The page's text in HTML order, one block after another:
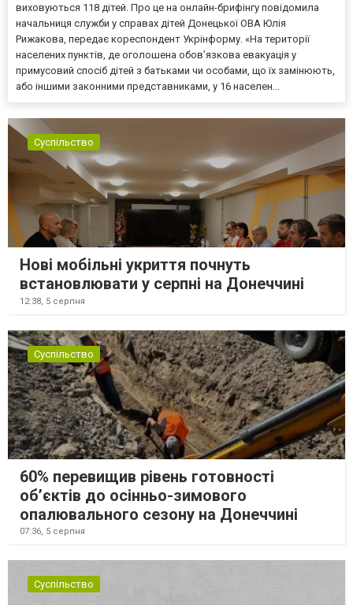
виховуються 118 дітей. Про це на онлайн-брифінгу повідомила
начальниця служби у справах дітей Донецької ОВА Юлія
Рижакова, передає кореспондент Укрінформу. «На території
населених пунктів, де оголошена обов’язкова евакуація у
примусовий спосіб дітей з батьками чи особами, що їх замінюють,
або іншими законними представниками, у 16 населен...
Суспільство
Нові мобільні укриття почнуть
встановлювати у серпні на Донеччині
12:38, 5 серпня
Суспільство
60% перевищив рівень готовності
об’єктів до осінньо-зимового
опалювального сезону на Донеччині
07:36, 5 серпня
Суспільство